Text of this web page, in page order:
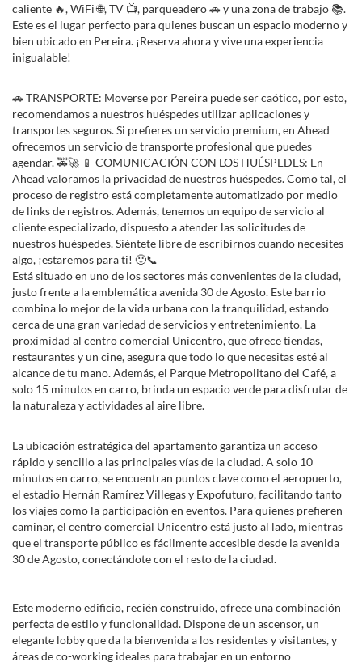
caliente 🔥, WiFi 🌐, TV 📺, parqueadero 🚗 y una zona de trabajo 📚.
Este es el lugar perfecto para quienes buscan un espacio moderno y
bien ubicado en Pereira. ¡Reserva ahora y vive una experiencia
inigualable!
🚗 TRANSPORTE: Moverse por Pereira puede ser caótico, por esto,
recomendamos a nuestros huéspedes utilizar aplicaciones y
transportes seguros. Si prefieres un servicio premium, en Ahead
ofrecemos un servicio de transporte profesional que puedes
agendar. 🚕🚀 📱 COMUNICACIÓN CON LOS HUÉSPEDES: En
Ahead valoramos la privacidad de nuestros huéspedes. Como tal, el
proceso de registro está completamente automatizado por medio
de links de registros. Además, tenemos un equipo de servicio al
cliente especializado, dispuesto a atender las solicitudes de
nuestros huéspedes. Siéntete libre de escribirnos cuando necesites
algo, ¡estaremos para ti! 🙂📞
Está situado en uno de los sectores más convenientes de la ciudad,
justo frente a la emblemática avenida 30 de Agosto. Este barrio
combina lo mejor de la vida urbana con la tranquilidad, estando
cerca de una gran variedad de servicios y entretenimiento. La
proximidad al centro comercial Unicentro, que ofrece tiendas,
restaurantes y un cine, asegura que todo lo que necesitas esté al
alcance de tu mano. Además, el Parque Metropolitano del Café, a
solo 15 minutos en carro, brinda un espacio verde para disfrutar de
la naturaleza y actividades al aire libre.
La ubicación estratégica del apartamento garantiza un acceso
rápido y sencillo a las principales vías de la ciudad. A solo 10
minutos en carro, se encuentran puntos clave como el aeropuerto,
el estadio Hernán Ramírez Villegas y Expofuturo, facilitando tanto
los viajes como la participación en eventos. Para quienes prefieren
caminar, el centro comercial Unicentro está justo al lado, mientras
que el transporte público es fácilmente accesible desde la avenida
30 de Agosto, conectándote con el resto de la ciudad.
Este moderno edificio, recién construido, ofrece una combinación
perfecta de estilo y funcionalidad. Dispone de un ascensor, un
elegante lobby que da la bienvenida a los residentes y visitantes, y
áreas de co-working ideales para trabajar en un entorno